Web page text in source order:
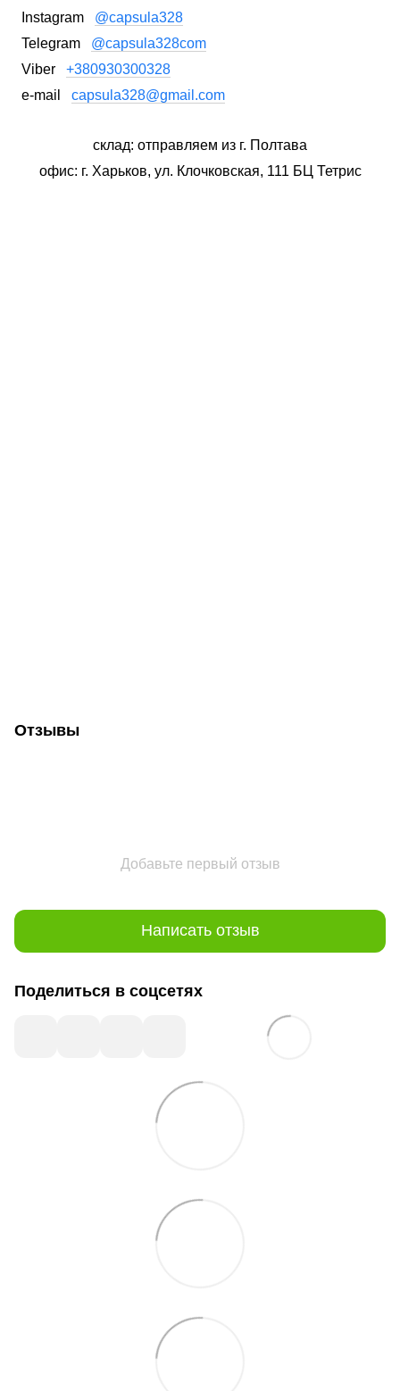
Instagram @capsula328
Telegram @capsula328com
Viber +380930300328
e-mail capsula328@gmail.com
склад: отправляем из г. Полтава
офис: г. Харьков, ул. Клочковская, 111 БЦ Тетрис
Отзывы
Добавьте первый отзыв
Написать отзыв
Поделиться в соцсетях